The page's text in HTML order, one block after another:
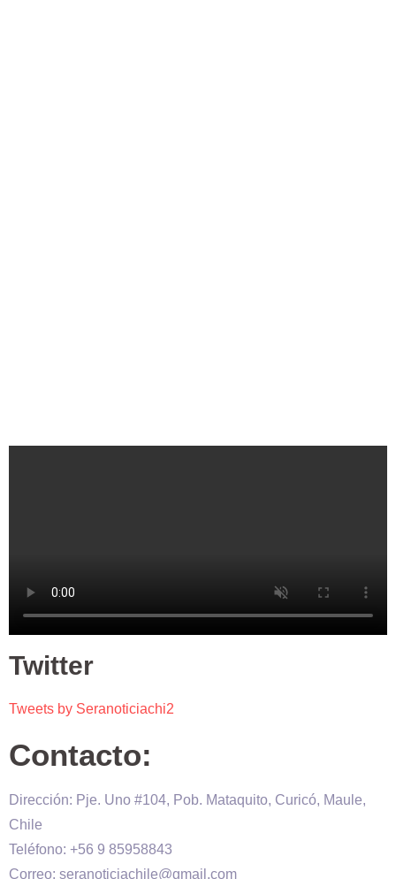
Twitter
Tweets by Seranoticiachi2
Contacto:
Dirección: Pje. Uno #104, Pob. Mataquito, Curicó, Maule,
Chile
Teléfono: +56 9 85958843
Correo: seranoticiachile@gmail.com